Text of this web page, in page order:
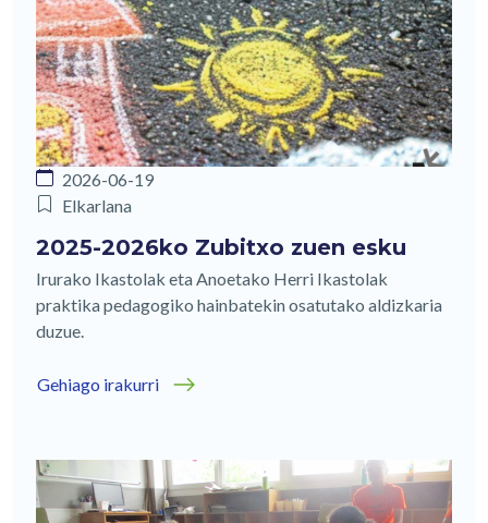
2026-06-19
Elkarlana
2025-2026ko Zubitxo zuen esku
Irurako Ikastolak eta Anoetako Herri Ikastolak
praktika pedagogiko hainbatekin osatutako aldizkaria
duzue.
Gehiago irakurri